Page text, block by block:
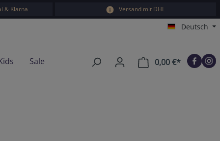
& Klarna Versand mit DHL
Deutsch
Sale 0,00 €*Warenkorb